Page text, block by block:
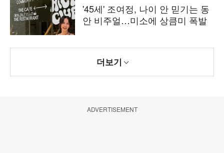
'45세' 조여정, 나이 안 믿기는 동
안 비주얼…미소에 상큼미 폭발
더보기
ADVERTISEMENT